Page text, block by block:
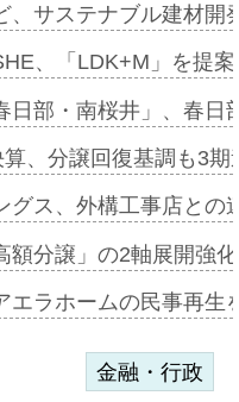
、サステナブル建材
、「LDK+M」を提
日部・南桜井」、春
、分譲回復基調も3
グス、外構工事店と
額分譲」の2軸展開強
エラホームの民事再
金融・行政